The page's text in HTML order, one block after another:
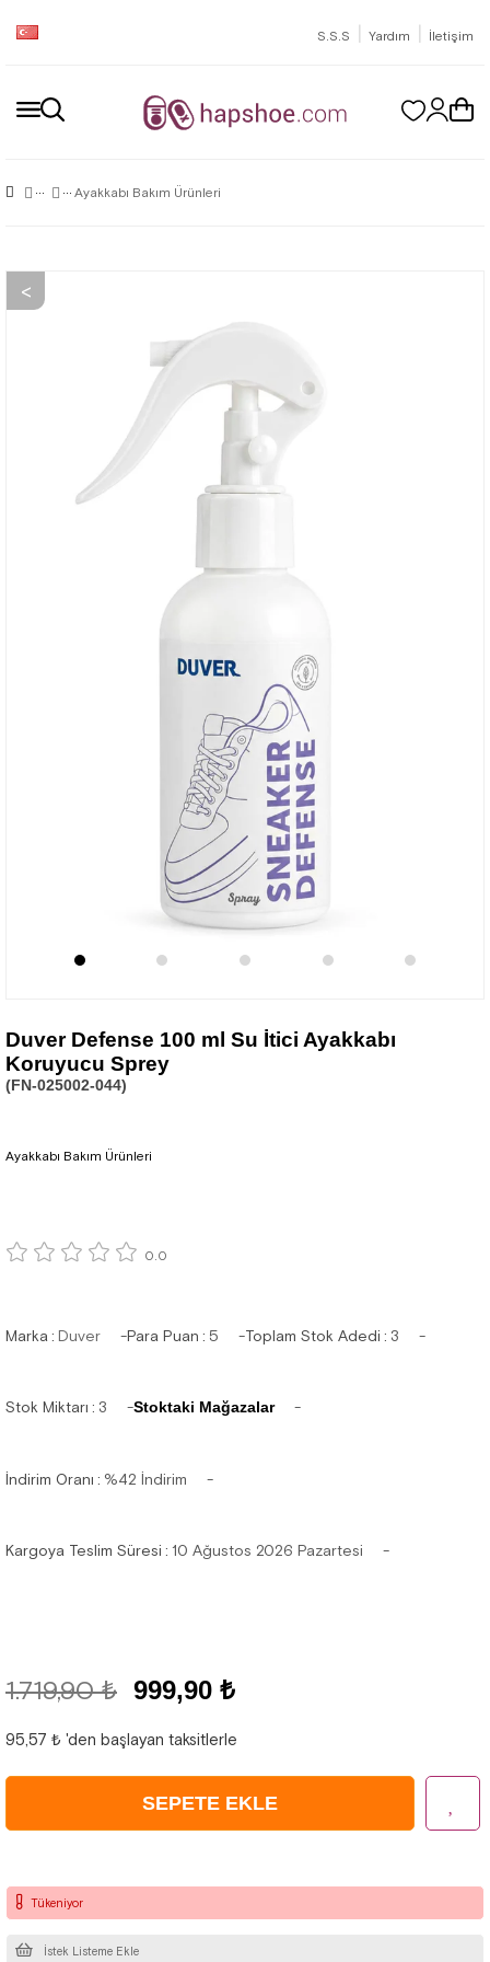
S.S.S | Yardım | İletişim
Ayakkabı Bakım Ürünleri
Duver Defense 100 ml Su İtici Ayakkabı
Koruyucu Sprey
(FN-025002-044)
Ayakkabı Bakım Ürünleri
0.0
Marka : Duver Para Puan : 5 Toplam Stok Adedi : 3
Stok Miktarı : 3 Stoktaki Mağazalar
İndirim Oranı : %42 İndirim
Kargoya Teslim Süresi : 10 Ağustos 2026 Pazartesi
1.719,90 ₺ 999,90 ₺
95,57 ₺ 'den başlayan taksitlerle
Tükeniyor
İstek Listeme Ekle